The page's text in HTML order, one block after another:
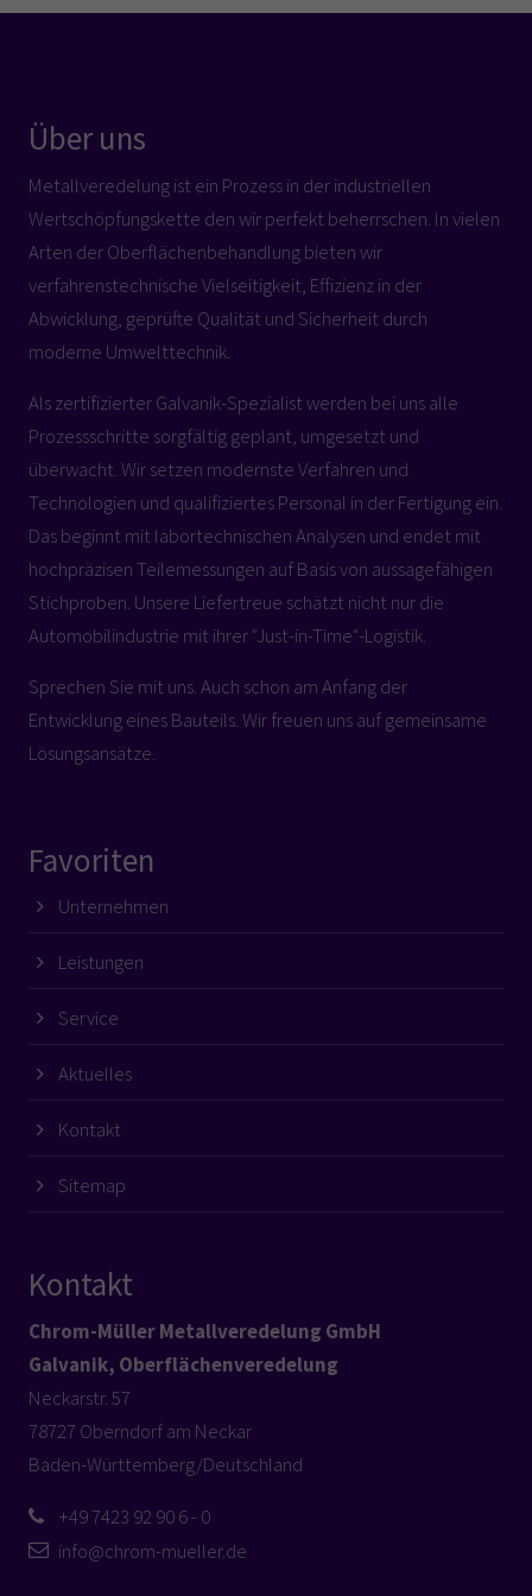
Über uns
Metallveredelung ist ein Prozess in der industriellen
Wertschöpfungskette den wir perfekt beherrschen. In vielen
Arten der Oberflächenbehandlung bieten wir
verfahrenstechnische Vielseitigkeit, Effizienz in der
Abwicklung, geprüfte Qualität und Sicherheit durch
moderne Umwelttechnik.
Als zertifizierter Galvanik-Spezialist werden bei uns alle
Prozessschritte sorgfältig geplant, umgesetzt und
überwacht. Wir setzen modernste Verfahren und
Technologien und qualifiziertes Personal in der Fertigung ein.
Das beginnt mit labortechnischen Analysen und endet mit
hochpräzisen Teilemessungen auf Basis von aussagefähigen
Stichproben. Unsere Liefertreue schätzt nicht nur die
Automobilindustrie mit ihrer "Just-in-Time"-Logistik.
Sprechen Sie mit uns. Auch schon am Anfang der
Entwicklung eines Bauteils. Wir freuen uns auf gemeinsame
Lösungsansätze.
Favoriten
Unternehmen
Leistungen
Service
Aktuelles
Kontakt
Sitemap
Kontakt
Chrom-Müller Metallveredelung GmbH
Galvanik, Oberflächenveredelung
Neckarstr. 57
78727 Oberndorf am Neckar
Baden-Württemberg/Deutschland
+49 7423 92 90 6 - 0
info@chrom-mueller.de